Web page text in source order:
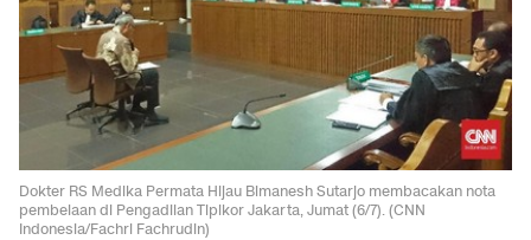
Dokter RS Medika Permata Hijau Bimanesh Sutarjo membacakan nota
pembelaan di Pengadilan Tipikor Jakarta, Jumat (6/7). (CNN
Indonesia/Fachri Fachrudin)